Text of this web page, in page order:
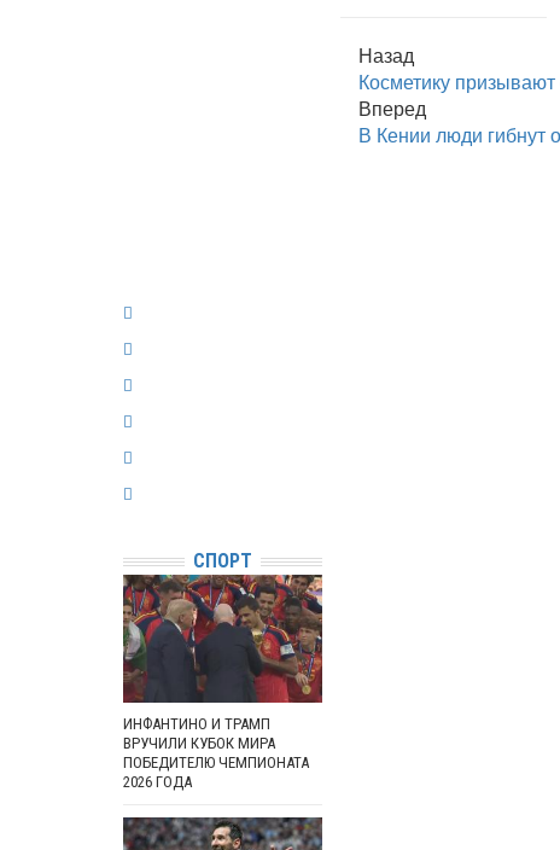
Назад
Косметику
Вперед
В Кении люди гибнут
СПОРТ
ИНФАНТИНО И ТРАМП
ВРУЧИЛИ КУБОК МИРА
ПОБЕДИТЕЛЮ ЧЕМПИОНАТА
2026 ГОДА